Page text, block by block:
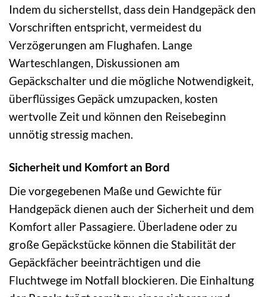
Indem du sicherstellst, dass dein Handgepäck den
Vorschriften entspricht, vermeidest du
Verzögerungen am Flughafen. Lange
Warteschlangen, Diskussionen am
Gepäckschalter und die mögliche Notwendigkeit,
überflüssiges Gepäck umzupacken, kosten
wertvolle Zeit und können den Reisebeginn
unnötig stressig machen.
Sicherheit und Komfort an Bord
Die vorgegebenen Maße und Gewichte für
Handgepäck dienen auch der Sicherheit und dem
Komfort aller Passagiere. Überladene oder zu
große Gepäckstücke können die Stabilität der
Gepäckfächer beeinträchtigen und die
Fluchtwege im Notfall blockieren. Die Einhaltung